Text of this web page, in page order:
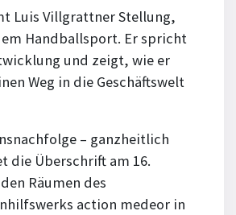
Luis Villgrattner Stellung,
Handballsport. Er spricht
und zeigt, wie er
Weg in die Geschäftswelt
– ganzheitlich
die Überschrift am 16.
Räumen des
action medeor in